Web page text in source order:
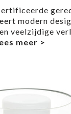
modern
veelzijdige